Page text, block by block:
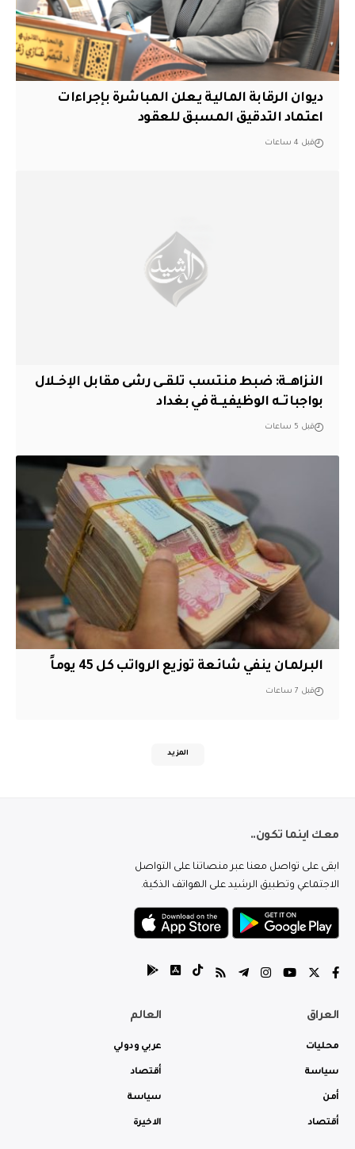
ديوان الرقابة المالية يعلن المباشرة بإجراءات
اعتماد التدقيق المسبق للعقود
قبل 4 ساعات
النزاهــة: ضبط منتسب تلقــى رشى مقابل الإخــلال
بواجباتــه الوظيفيــة في بغداد
قبل 5 ساعات
البرلمان ينفي شائعة توزيع الرواتب كل 45 يوماً
قبل 7 ساعات
المزيد
معك اينما تكون..
ابقى على تواصل معنا عبر منصاتنا على التواصل
الاجتماعي وتطبيق الرشيد على الهواتف الذكية.
العراق
محليات
سياسة
أمن
أقتصاد
العالم
عربي ودولي
أقتصاد
سياسة
الاخيرة